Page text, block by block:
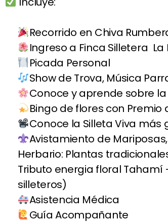
Recorrido en Chiva
Ingreso a Finca Silletera La
Picada Personal
Show de Trova, Música
Conoce y aprende sobre
Bingo de flores con Premio
Conoce la Silleta Viva más
Avistamiento de
Herbario: Plantas
Tributo energia floral
silleteros)
Asistencia Médica
Guía Acompañante